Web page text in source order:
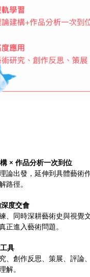
× 作品分析一次到位
論出發，延伸到具體藝術
路徑。
度交會
、同時深耕藝術史與視覺
正進入藝術問題。
具
、創作反思、策展、評論
解。